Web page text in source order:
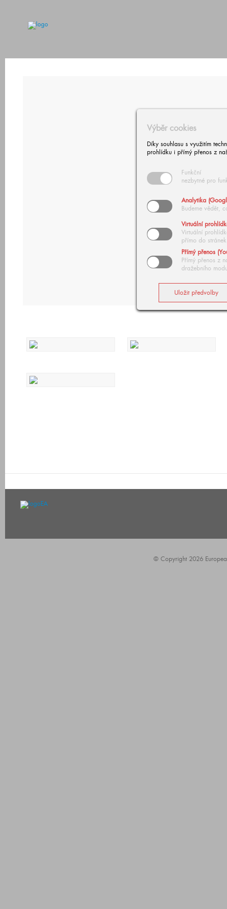
Výběr cookies
Díky souhlasu s využitím
prohlídku i přímý přenos z
Funkční
nezbytné pro
Analytika
Budeme vědět,
Virtuální
Virtuální
přímo do stránek
Přímý přenos
Přímý přenos z
dražebního
© Copyright 2026